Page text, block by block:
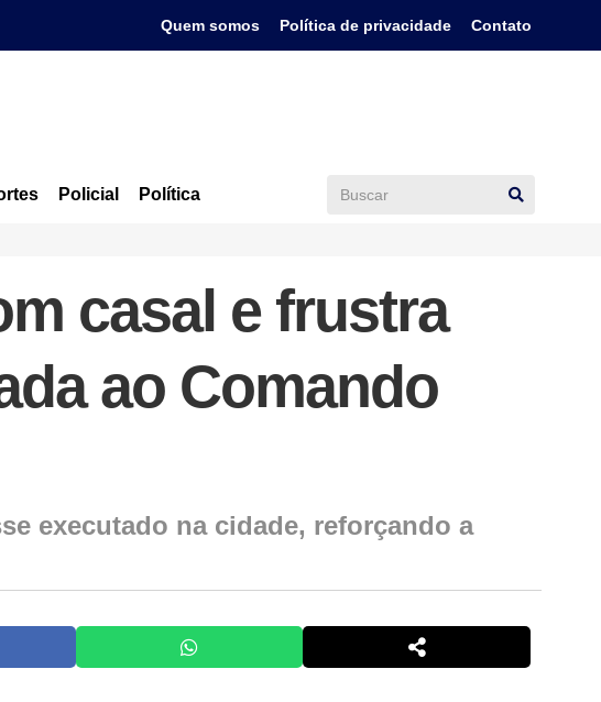
Quem somos Política de privacidade Contato
Policial Política
casal e frustra
ao Comando
executado na cidade, reforçando a